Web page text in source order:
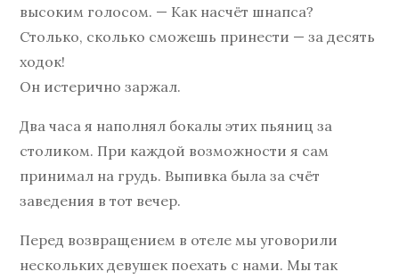
высоким голосом. — Как насчёт шнапса?
Столько, сколько сможешь принести — за десять
ходок!
Он истерично заржал.
Два часа я наполнял бокалы этих пьяниц за
столиком. При каждой возможности я сам
принимал на грудь. Выпивка была за счёт
заведения в тот вечер.
Перед возвращением в отеле мы уговорили
нескольких девушек поехать с нами. Мы так